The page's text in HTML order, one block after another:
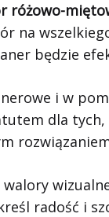
różowo-
na
będzie
i w
dla tych,
radość i